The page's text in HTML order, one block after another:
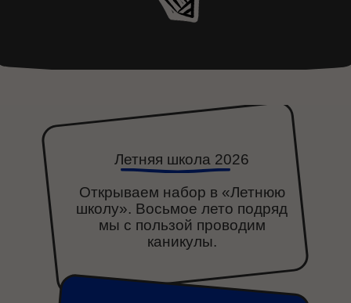
Летняя школа 2026
Открываем набор в «Летнюю
школу». Восьмое лето подряд
мы с пользой проводим
каникулы.